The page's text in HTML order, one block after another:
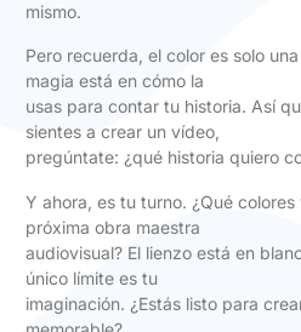
mismo.
Pero recuerda, el color es solo
magia está en cómo la
usas para contar tu historia. Así
sientes a crear un vídeo,
pregúntate: ¿qué historia quiero
Y ahora, es tu turno. ¿Qué
próxima obra maestra
audiovisual? El lienzo está en
único límite es tu
imaginación. ¿Estás listo para